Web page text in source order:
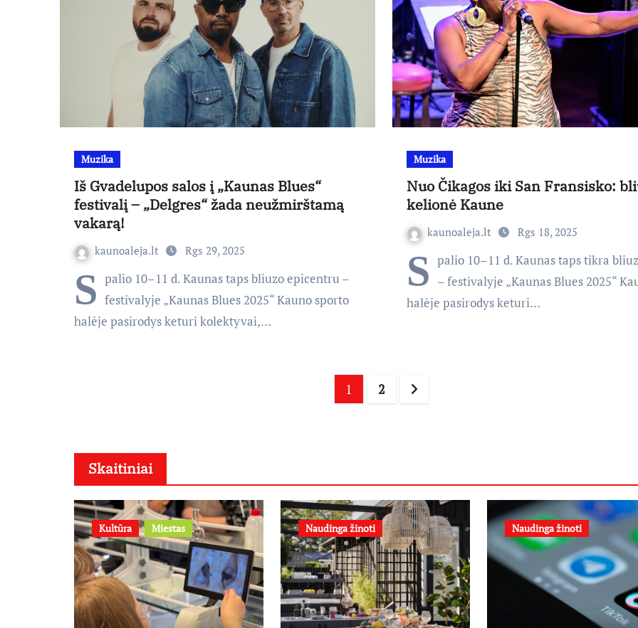
Muzika
Iš Gvadelupos salos į „Kaunas Blues“
festivalį – „Delgres“ žada neužmirštamą
vakarą!
kaunoaleja.lt Rgs 29, 2025
S palio 10–11 d. Kaunas taps bliuzo epicentru –
festivalyje „Kaunas Blues 2025“ Kauno sporto
halėje pasirodys keturi kolektyvai,…
Muzika
Nuo Čikagos iki San Fransisko:
kelionė Kaune
kaunoaleja.lt Rgs 18, 2025
S palio 10–11 d. Kaunas taps tikra
– festivalyje „Kaunas Blues 2025“
halėje pasirodys keturi…
Įrašų
1 2
Skaitiniai
Kultūra Miestas Naudinga žinoti Naudinga žinoti